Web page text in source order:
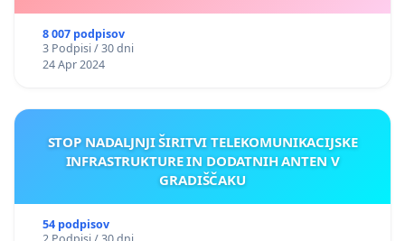
8 007 podpisov
3 Podpisi / 30 dni
24 Apr 2024
STOP NADALJNJI ŠIRITVI TELEKOMUNIKACIJSKE
INFRASTRUKTURE IN DODATNIH ANTEN V
GRADIŠČAKU
54 podpisov